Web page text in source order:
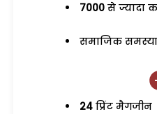
7000 से ज्यादा
समाजिक
24 प्रिंट मैगजीन